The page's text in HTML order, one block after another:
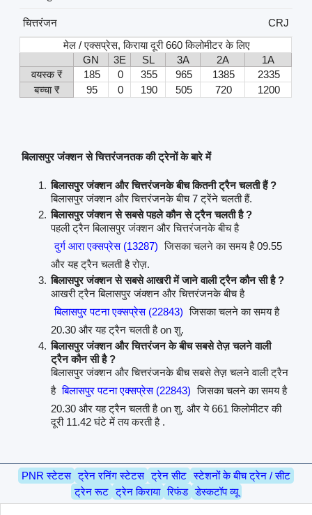
चित्तरंजन
CRJ
मेल / एक्सप्रेस, किराया दूरी 660 किलोमीटर के लिए
GN
3E SL 3A 2A
1A
वयस्क ₹
185 0 355 965 1385
2335
बच्चा ₹
95 0 190 505 720 1200
बिलासपुर जंक्शन से चित्तरंजनतक की ट्रेनों के बारे में
बिलासपुर जंक्शन और चित्तरंजनके बीच कितनी ट्रैन चलती हैं ?
बिलासपुर जंक्शन और चित्तरंजनके बीच 7 ट्रेंने चलती हैं.
बिलासपुर जंक्शन से सबसे पहले कौन से ट्रैन चलती है ?
पहली ट्रैन बिलासपुर जंक्शन और चित्तरंजनके बीच है
दुर्ग आरा एक्सप्रेस (13287) जिसका चलने का समय है 09.55
और यह ट्रैन चलती है रोज़.
बिलासपुर जंक्शन से सबसे आखरी में जाने वाली ट्रैन कौन सी है ?
आखरी ट्रैन बिलासपुर जंक्शन और चित्तरंजनके बीच है
बिलासपुर पटना एक्सप्रेस (22843) जिसका चलने का समय है
20.30 और यह ट्रैन चलती है on शु.
बिलासपुर जंक्शन और चित्तरंजन के बीच सबसे तेज़ चलने वाली
ट्रैन कौन सी है ?
बिलासपुर जंक्शन और चित्तरंजनके बीच सबसे तेज़ चलने वाली ट्रैन
है बिलासपुर पटना एक्सप्रेस (22843) जिसका चलने का समय है
20.30 और यह ट्रैन चलती है on शु. और ये 661 किलोमीटर की
दूरी 11.42 घंटे में तय करती है .
PNR स्टेटस ट्रेन रनिंग स्टेटस ट्रेन सीट स्टेशनों के बीच ट्रेन / सीट
ट्रेन रूट ट्रेन किराया रिफंड डेस्कटॉप व्यू